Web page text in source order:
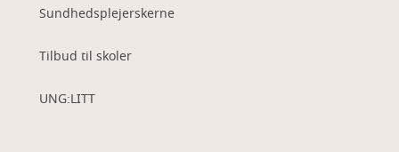
Sundhedsplejerskerne
Tilbud til skoler
UNG:LITT